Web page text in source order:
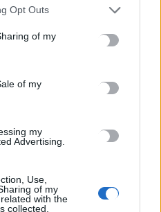
Opt Outs
of my
of my
my
Advertising.
Use,
of my
with the
collected.
και Πολιούχο του
μέτρα στην Κρήτη για την
πάνε ταμείο